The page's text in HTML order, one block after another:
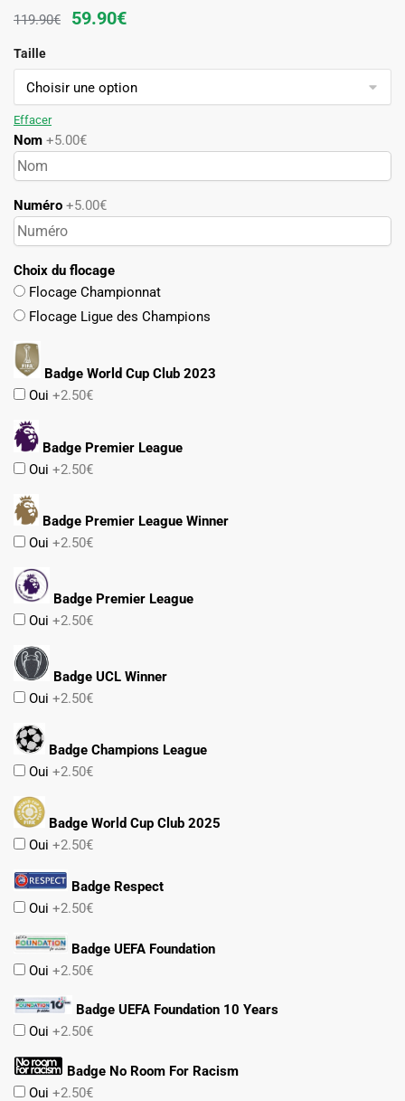
119.90€
Le
initial
était :
59.90€Le
actuel
est :
Taille
Effacer
Nom +5.00€
Numéro +5.00€
Choix du flocage
Flocage Championnat
Flocage Ligue des Champions
Badge World Cup Club 2023
Oui +2.50€
Badge Premier League
Oui +2.50€
Badge Premier League Winner
Oui +2.50€
Badge Premier League
Oui +2.50€
Badge UCL Winner
Oui +2.50€
Badge Champions League
Oui +2.50€
Badge World Cup Club 2025
Oui +2.50€
Badge Respect
Oui +2.50€
Badge UEFA Foundation
Oui +2.50€
Badge UEFA Foundation 10 Years
Oui +2.50€
Badge No Room For Racism
Oui +2.50€